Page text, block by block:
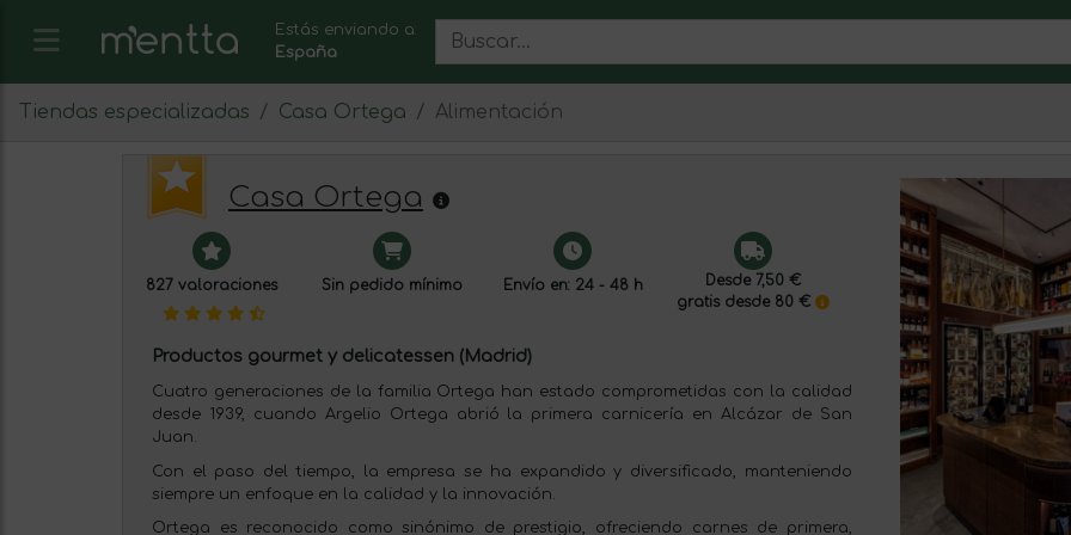
Estás enviando a:
España
Tiendas especializadas Casa Ortega Alimentación
Casa Ortega
827 valoraciones Sin pedido mínimo Envío en: 24 - 48 h
Desde 7,50 €
gratis desde 80 €
Productos gourmet y delicatessen (Madrid)
Cuatro generaciones de la familia Ortega han estado comprometidas con la calidad
desde 1939, cuando Argelio Ortega abrió la primera carnicería en Alcázar de San
Juan.
Con el paso del tiempo, la empresa se ha expandido y diversificado, manteniendo
siempre un enfoque en la calidad y la innovación.
Ortega es reconocido como sinónimo de prestigio, ofreciendo carnes de primera,